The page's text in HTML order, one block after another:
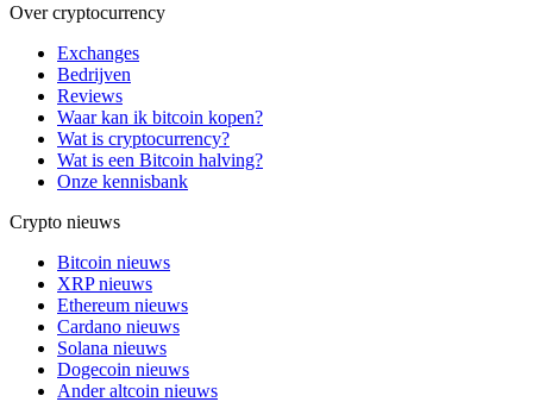
Over cryptocurrency
Exchanges
Bedrijven
Reviews
Waar kan ik bitcoin kopen?
Wat is cryptocurrency?
Wat is een Bitcoin halving?
Onze kennisbank
Crypto nieuws
Bitcoin nieuws
XRP nieuws
Ethereum nieuws
Cardano nieuws
Solana nieuws
Dogecoin nieuws
Ander altcoin nieuws